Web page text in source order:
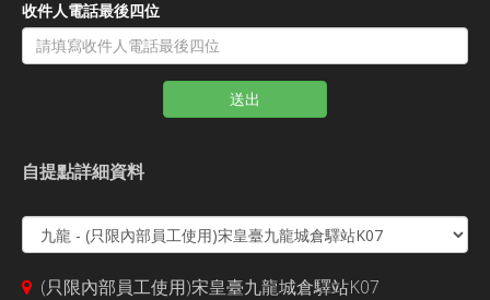
收件人電話最後四位
送出
自提點詳細資料
(只限內部員工使用)宋皇臺九龍城倉驛站K07